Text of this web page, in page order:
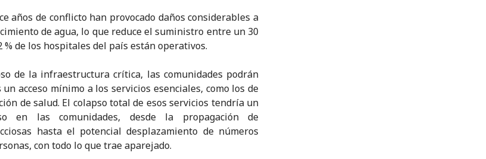
años de conflicto han provocado daños considerables a
de agua, lo que reduce el suministro entre un 30
% de los hospitales del país están operativos.
de la infraestructura crítica, las comunidades podrán
acceso mínimo a los servicios esenciales, como los de
de salud. El colapso total de esos servicios tendría un
en las comunidades, desde la propagación de
hasta el potencial desplazamiento de números
con todo lo que trae aparejado.